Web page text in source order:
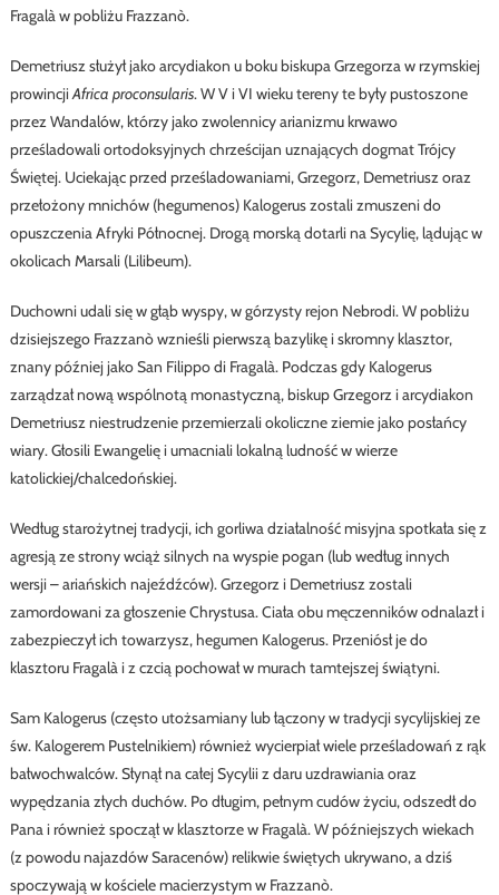
Fragalà w pobliżu Frazzanò.
Demetriusz służył jako arcydiakon u boku biskupa Grzegorza w rzymskiej
prowincjiAfrica proconsularis. W V i VI wieku tereny te były pustoszone
przez Wandalów, którzy jako zwolennicy arianizmu krwawo
prześladowali ortodoksyjnych chrześcijan uznających dogmat Trójcy
Świętej. Uciekając przed prześladowaniami, Grzegorz, Demetriusz oraz
przełożony mnichów (hegumenos) Kalogerus zostali zmuszeni do
opuszczenia Afryki Północnej. Drogą morską dotarli na Sycylię, lądując w
okolicach Marsali (Lilibeum).
Duchowni udali się w głąb wyspy, w górzysty rejon Nebrodi. W pobliżu
dzisiejszego Frazzanò wznieśli pierwszą bazylikę i skromny klasztor,
znany później jako San Filippo di Fragalà. Podczas gdy Kalogerus
zarządzał nową wspólnotą monastyczną, biskup Grzegorz i arcydiakon
Demetriusz niestrudzenie przemierzali okoliczne ziemie jako posłańcy
wiary. Głosili Ewangelię i umacniali lokalną ludność w wierze
katolickiej/chalcedońskiej.
Według starożytnej tradycji, ich gorliwa działalność misyjna spotkała się z
agresją ze strony wciąż silnych na wyspie pogan (lub według innych
wersji – ariańskich najeźdźców). Grzegorz i Demetriusz zostali
zamordowani za głoszenie Chrystusa. Ciała obu męczenników odnalazł i
zabezpieczył ich towarzysz, hegumen Kalogerus. Przeniósł je do
klasztoru Fragalà i z czcią pochował w murach tamtejszej świątyni.
Sam Kalogerus (często utożsamiany lub łączony w tradycji sycylijskiej ze
św. Kalogerem Pustelnikiem) również wycierpiał wiele prześladowań z rąk
bałwochwalców. Słynął na całej Sycylii z daru uzdrawiania oraz
wypędzania złych duchów. Po długim, pełnym cudów życiu, odszedł do
Pana i również spoczął w klasztorze w Fragalà. W późniejszych wiekach
(z powodu najazdów Saracenów) relikwie świętych ukrywano, a dziś
spoczywają w kościele macierzystym w Frazzanò.